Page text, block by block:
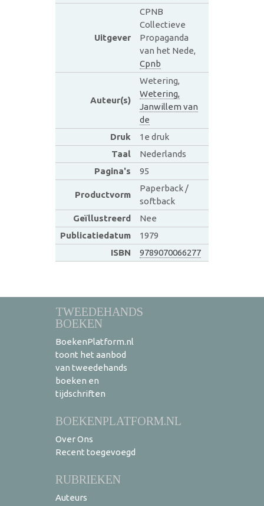
Uitgever
CPNB
Collectieve
Propaganda
van het Nede,
Cpnb
Auteur(s)
Wetering,
Wetering,
Janwillem van
de
Druk
1e druk
Taal
Nederlands
Pagina's
95
Productvorm
Paperback /
softback
Geïllustreerd
Nee
Publicatiedatum
1979
ISBN
9789070066277
TWEEDEHANDS
BOEKEN
BoekenPlatform.nl
toont het aanbod
van tweedehands
boeken en
tijdschriften
BOEKENPLATFORM.NL
Over Ons
Recent toegevoegd
RUBRIEKEN
Auteurs